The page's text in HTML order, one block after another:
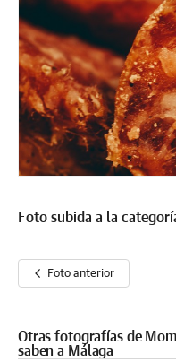
Foto subida a la
Foto anterior
Otras fotografías de
saben a Málaga